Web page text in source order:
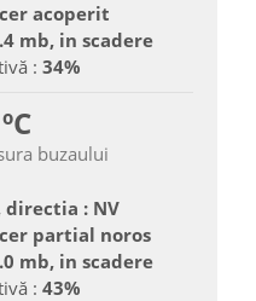
cer acoperit
mb, in scadere
: 34%
buzaului
directia : NV
cer partial noros
mb, in scadere
: 43%